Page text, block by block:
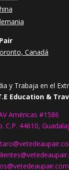
Canadá
y Trabaja en el
Education &
Américas #1586
C.P. 44610,